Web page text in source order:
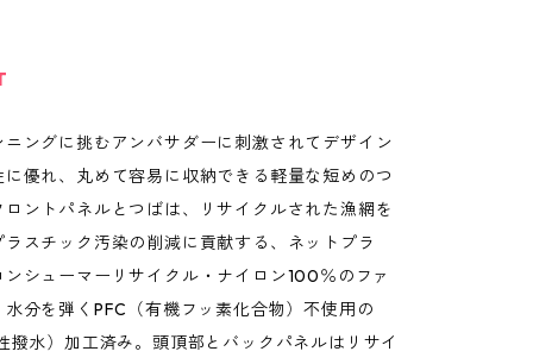
ングに挑むアンバサダーに刺激されてデザイン
優れ、丸めて容易に収納できる軽量な短めのつ
ントパネルとつばは、リサイクルされた漁網を
スチック汚染の削減に貢献する、ネットプラ
シューマーリサイクル・ナイロン100％のファ
分を弾くPFC（有機フッ素化合物）不使用の
撥水）加工済み。頭頂部とバックパネルはリサイ